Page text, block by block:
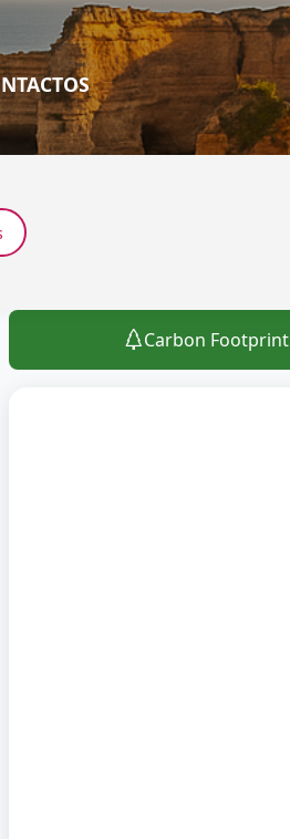
Carbon Footprint